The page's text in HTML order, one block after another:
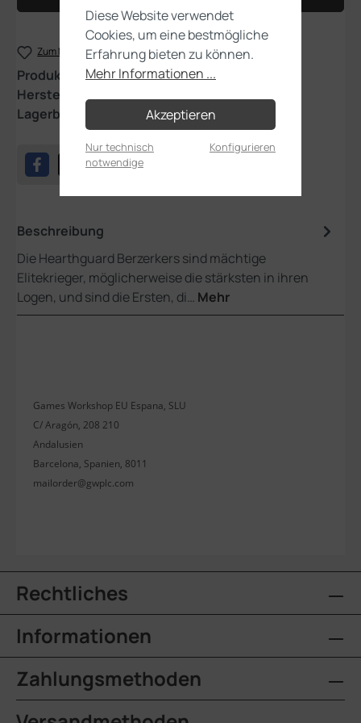
Zum Merkzettel hinzufügen
Produktnummer:84-24
Hersteller:
Lagerbestand:
Beschreibung
Die Hearthguard Berzerkers sind mächtige
Elitekrieger, möglicherweise die stärksten in ihren
Logen, und sind die Ersten, di… Mehr
Games Workshop EU Espana, SLU
C/ Aragón, 208 210
Andalusien
Barcelona, Spanien, 8011
mailorder@gwplc.com
Rechtliches
Informationen
Zahlungsmethoden
Diese Website verwendet
Cookies, um eine bestmögliche
Erfahrung bieten zu können.
Mehr Informationen ...
Akzeptieren
Nur technisch
notwendige
Konfigurieren